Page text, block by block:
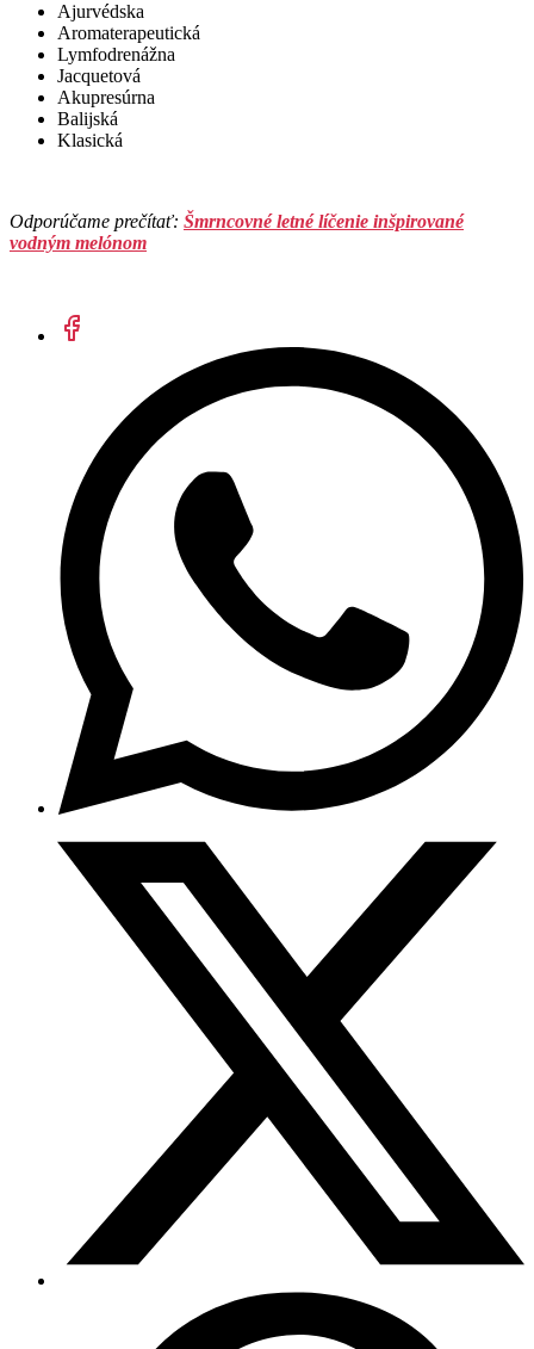
Ajurvédska
Aromaterapeutická
Lymfodrenážna
Jacquetová
Akupresúrna
Balijská
Klasická
Odporúčame prečítať: Šmrncovné letné líčenie inšpirované
vodným melónom